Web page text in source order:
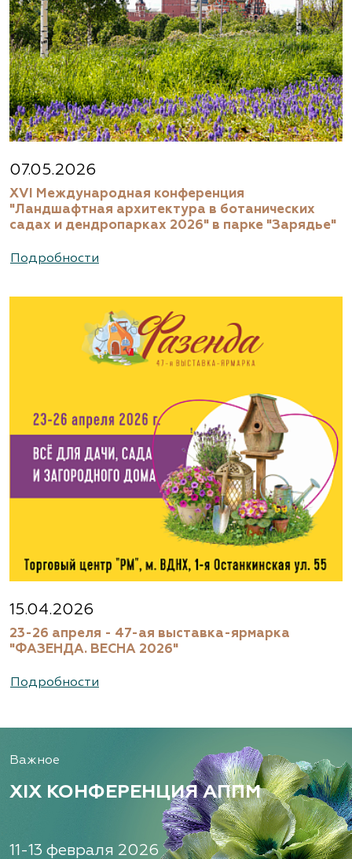
07.05.2026
XVI Международная конференция
"Ландшафтная архитектура в ботанических
садах и дендропарках 2026" в парке "Зарядье"
Подробности
15.04.2026
23-26 апреля - 47-ая выставка-ярмарка
"ФАЗЕНДА. ВЕСНА 2026"
Подробности
Важное
XIX КОНФЕРЕНЦИЯ АППМ
11-13 февраля 2026